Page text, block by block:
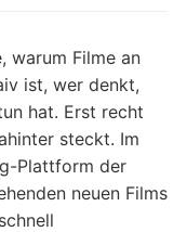
warum Filme an
ist, wer denkt,
hat. Erst recht
steckt. Im
Plattform der
neuen Films